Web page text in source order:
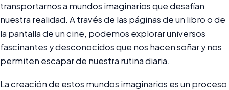
transportarnos a mundos imaginarios que desafían
nuestra realidad. A través de las páginas de un libro o de
la pantalla de un cine, podemos explorar universos
fascinantes y desconocidos que nos hacen soñar y nos
permiten escapar de nuestra rutina diaria.
La creación de estos mundos imaginarios es un proceso